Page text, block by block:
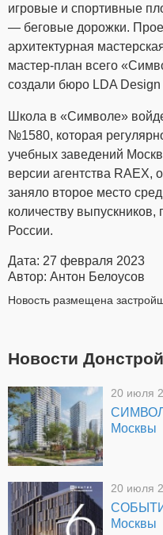
игровые и спортивные
— беговые дорожки.
архитектурная
мастер-план всего
создали бюро LDA
Школа в «Символе»
№1580, которая
учебных заведений
версии агентства RAEX,
заняло второе место
количеству
России.
Дата: 27 февраля 2023
Автор: Антон Белоусов
Новость размещена
Новости Донстрой
20 июля
СИМВОЛ.
Москвы
20 июля
Москвы